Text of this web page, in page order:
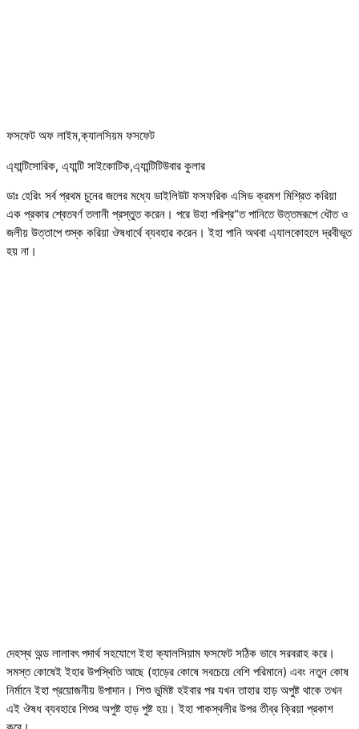
ফসফেট অফ লাইম,ক্যালসিয়ম ফসফেট
এ্যান্টিসোরিক, এ্যান্টি সাইকোটিক,এ্যান্টিটিউবার কুলার
ডাঃ হেরিং সর্ব প্রথম চুনের জলের মধ্যে ডাইলিউট ফসফরিক এসিড ক্রমশ মিশ্রিত করিয়া
এক প্রকার শ্বেতবর্ণ তলানী প্রস্তুত করেন। পরে উহা পরিশ্র“ত পানিতে উত্তমরূপে ধৌত ও
জলীয় উত্তাপে শুস্ক করিয়া ঔষধার্থে ব্যবহার করেন। ইহা পানি অথবা এ্যালকোহলে দ্রবীভূত
হয় না।
দেহস্থ অন্ড লালাবৎ পদার্থ সহযোগে ইহা ক্যালসিয়াম ফসফেট সঠিক ভাবে সরবরাহ করে।
সমস্ত কোষেই ইহার উপস্থিতি আছে (হাড়ের কোষে সবচেয়ে বেশি পরিমানে) এবং নতুন কোষ
নির্মানে ইহা প্রয়োজনীয় উপাদান। শিশু ভুমিষ্ট হইবার পর যখন তাহার হাড় অপুষ্ট থাকে তখন
এই ঔষধ ব্যবহারে শিশুর অপুষ্ট হাড় পুষ্ট হয়। ইহা পাকস্থলীর উপর তীব্র ক্রিয়া প্রকাশ